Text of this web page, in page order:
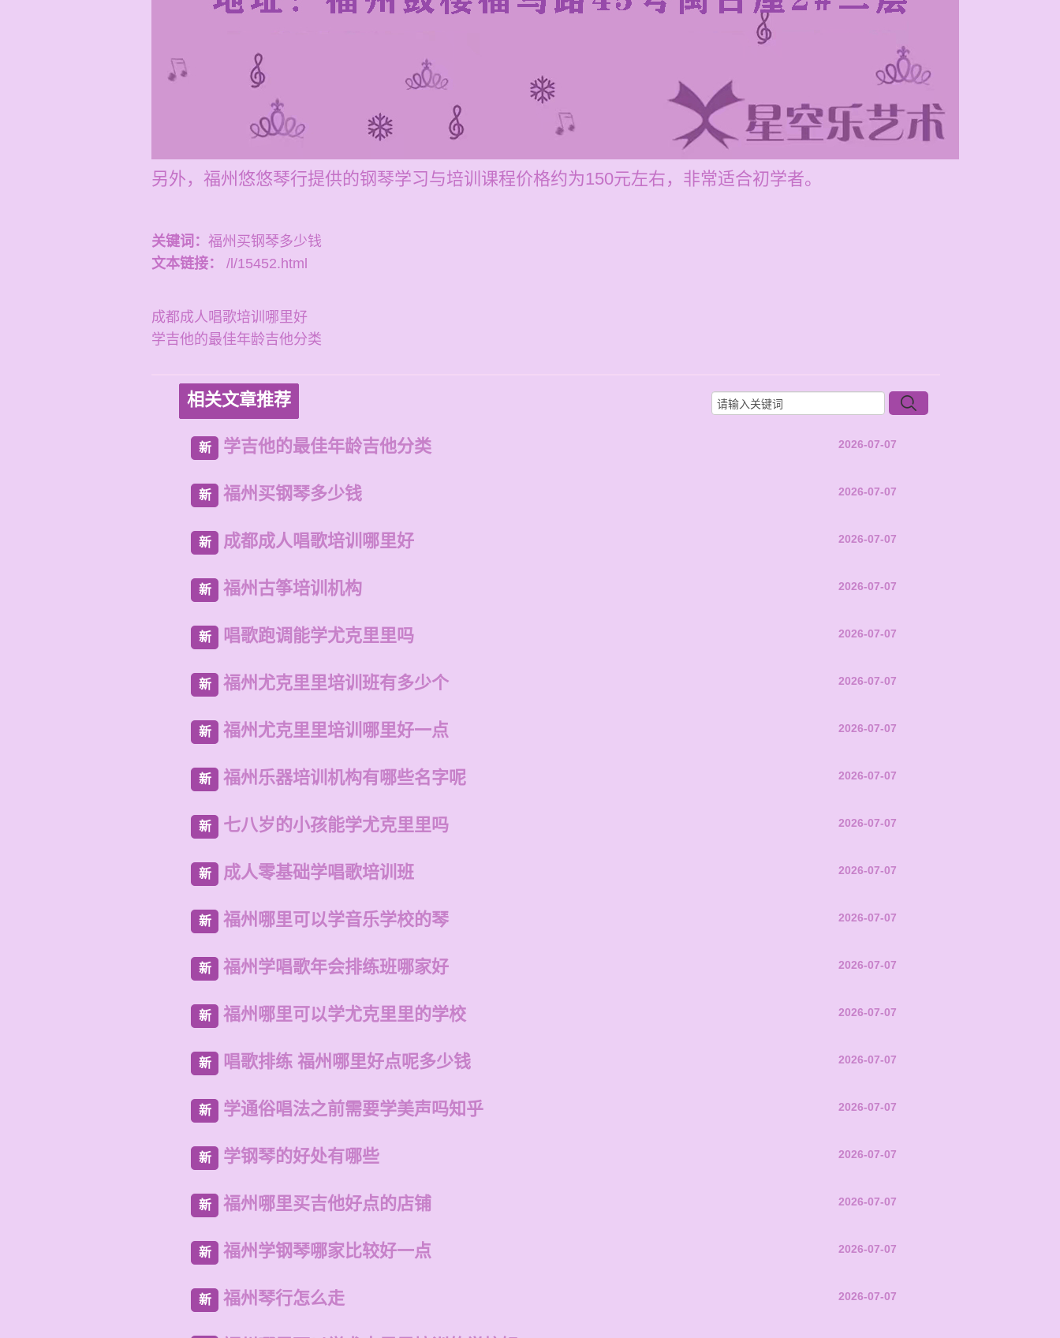
另外，福州悠悠琴行提供的钢琴学习与培训课程价格约为150元左右，非常适合初学者。
关键词： 福州买钢琴多少钱
文本链接：
/l/15452.html
成都成人唱歌培训哪里好
学吉他的最佳年龄吉他分类
相关文章推荐
新 学吉他的最佳年龄吉他分类 2026-07-07
新 福州买钢琴多少钱 2026-07-07
新 成都成人唱歌培训哪里好 2026-07-07
新 福州古筝培训机构 2026-07-07
新 唱歌跑调能学尤克里里吗 2026-07-07
新 福州尤克里里培训班有多少个 2026-07-07
新 福州尤克里里培训哪里好一点 2026-07-07
新 福州乐器培训机构有哪些名字呢 2026-07-07
新 七八岁的小孩能学尤克里里吗 2026-07-07
新 成人零基础学唱歌培训班 2026-07-07
新 福州哪里可以学音乐学校的琴 2026-07-07
新 福州学唱歌年会排练班哪家好 2026-07-07
新 福州哪里可以学尤克里里的学校 2026-07-07
新 唱歌排练 福州哪里好点呢多少钱 2026-07-07
新 学通俗唱法之前需要学美声吗知乎 2026-07-07
新 学钢琴的好处有哪些 2026-07-07
新 福州哪里买吉他好点的店铺 2026-07-07
新 福州学钢琴哪家比较好一点 2026-07-07
新 福州琴行怎么走 2026-07-07